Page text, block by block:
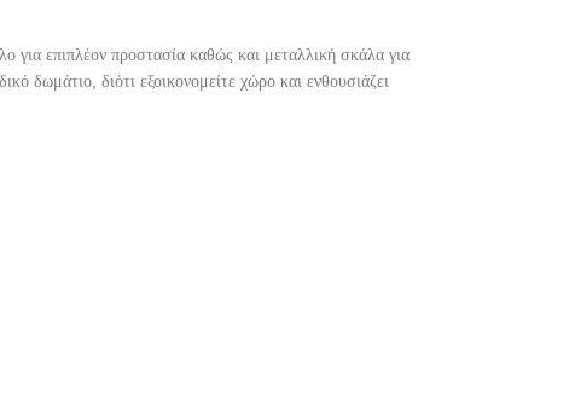
για επιπλέον προστασία καθώς και μεταλλική σκάλα για
δωμάτιο, διότι εξοικονομείτε χώρο και ενθουσιάζει